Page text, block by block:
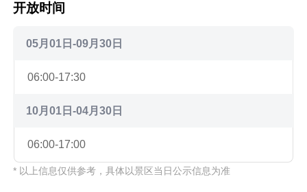
开放时间
05月01日-09月30日
06:00-17:30
10月01日-04月30日
06:00-17:00
* 以上信息仅供参考，具体以景区当日公示信息为准